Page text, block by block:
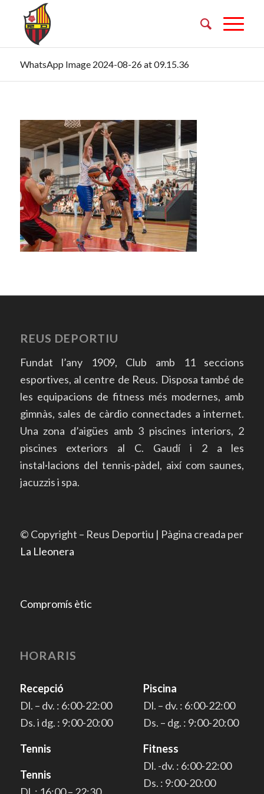
WhatsApp Image 2024-08-26 at 09.15.36
REUS DEPORTIU
Fundat l’any 1909, Club amb 11 seccions
esportives, al centre de Reus. Disposa també de
les equipacions de fitness més modernes, amb
gimnàs, sales de càrdio connectades a internet.
Una zona d’aigües amb 3 piscines interiors, 2
piscines exteriors al C. Gaudí i 2 a les
instal·lacions del tennis-pàdel, així com saunes,
jacuzzis i spa.
© Copyright – Reus Deportiu | Pàgina creada per
La Lleonera
Compromís ètic
HORARIS
Recepció
Dl. – dv. : 6:00-22:00
Ds. i dg. : 9:00-20:00
Tennis
Tennis
Piscina
Dl. – dv. : 6:00-22:00
Ds. – dg. : 9:00-20:00
Fitness
Dl. -dv. : 6:00-22:00
Ds. : 9:00-20:00